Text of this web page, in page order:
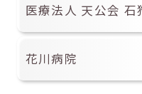
医療法人 天公会 石
花川病院